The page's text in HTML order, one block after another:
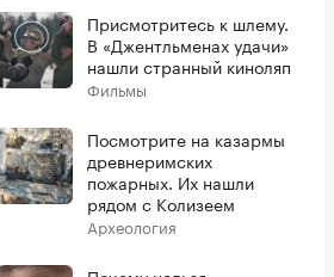
Присмотритесь к шлему.
В «Джентльменах удачи»
нашли странный киноляп
Фильмы
Посмотрите на казармы
древнеримских
пожарных. Их нашли
рядом с Колизеем
Археология